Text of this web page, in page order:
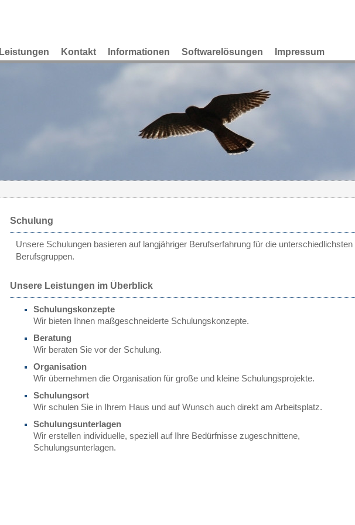
Leistungen Kontakt Informationen Softwarelösungen Impressum
Schulung
Unsere Schulungen basieren auf langjähriger Berufserfahrung für die unterschiedlichsten
Berufsgruppen.
Unsere Leistungen im Überblick
Schulungskonzepte
Wir bieten Ihnen maßgeschneiderte Schulungskonzepte.
Beratung
Wir beraten Sie vor der Schulung.
Organisation
Wir übernehmen die Organisation für große und kleine Schulungsprojekte.
Schulungsort
Wir schulen Sie in Ihrem Haus und auf Wunsch auch direkt am Arbeitsplatz.
Schulungsunterlagen
Wir erstellen individuelle, speziell auf Ihre Bedürfnisse zugeschnittene,
Schulungsunterlagen.